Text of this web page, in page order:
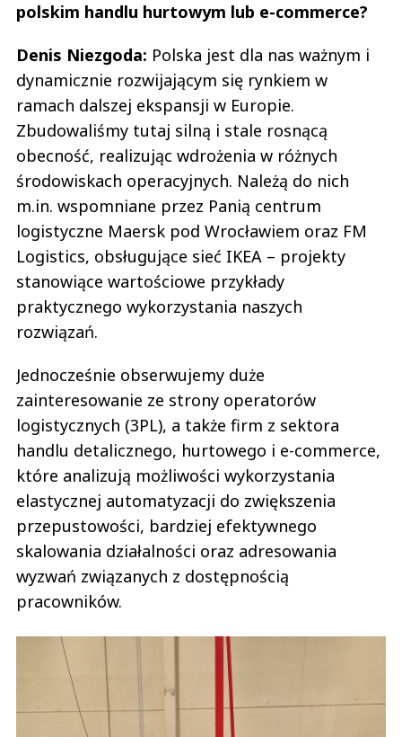
polskim handlu hurtowym lub e-commerce?
Denis Niezgoda: Polska jest dla nas ważnym i
dynamicznie rozwijającym się rynkiem w
ramach dalszej ekspansji w Europie.
Zbudowaliśmy tutaj silną i stale rosnącą
obecność, realizując wdrożenia w różnych
środowiskach operacyjnych. Należą do nich
m.in. wspomniane przez Panią centrum
logistyczne Maersk pod Wrocławiem oraz FM
Logistics, obsługujące sieć IKEA – projekty
stanowiące wartościowe przykłady
praktycznego wykorzystania naszych
rozwiązań.
Jednocześnie obserwujemy duże
zainteresowanie ze strony operatorów
logistycznych (3PL), a także firm z sektora
handlu detalicznego, hurtowego i e-commerce,
które analizują możliwości wykorzystania
elastycznej automatyzacji do zwiększenia
przepustowości, bardziej efektywnego
skalowania działalności oraz adresowania
wyzwań związanych z dostępnością
pracowników.